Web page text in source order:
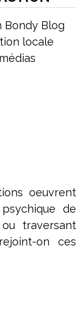
Bondy Blog
locale
oeuvrent
de
ou traversant
on ces